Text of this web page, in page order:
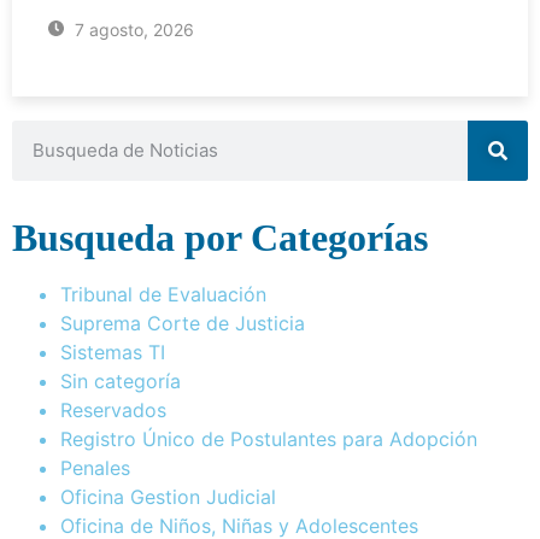
7 agosto, 2026
Busqueda por Categorías
Tribunal de Evaluación
Suprema Corte de Justicia
Sistemas TI
Sin categoría
Reservados
Registro Único de Postulantes para Adopción
Penales
Oficina Gestion Judicial
Oficina de Niños, Niñas y Adolescentes